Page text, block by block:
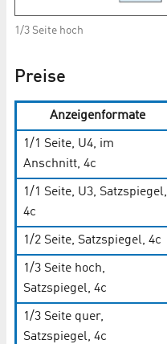
1/3 Seite hoch
Preise
Anzeigenformate
1/1 Seite, U4, im
Anschnitt, 4c
1/1 Seite, U3, Satzspiegel,
4c
1/2 Seite, Satzspiegel, 4c
1/3 Seite hoch,
Satzspiegel, 4c
1/3 Seite quer,
Satzspiegel, 4c